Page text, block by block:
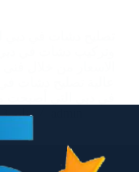
يناير 13, 2025